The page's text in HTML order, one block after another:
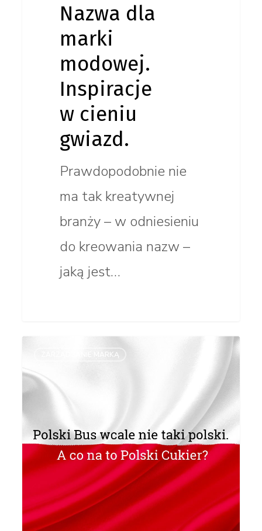
Nazwa dla
marki
modowej.
Inspiracje
w cieniu
gwiazd.
Prawdopodobnie nie
ma tak kreatywnej
branży – w odniesieniu
do kreowania nazw –
jaką jest…
Bus
wcale
nie taki
polski.
A co na to Polski
Cukier?
ZARZĄDZANIE MARKĄ